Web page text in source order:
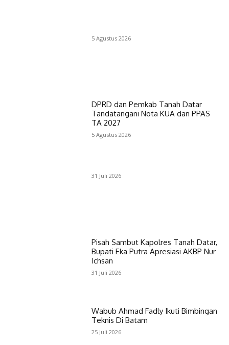
5 Agustus 2026
DPRD dan Pemkab Tanah Datar
Tandatangani Nota KUA dan PPAS
TA 2027
5 Agustus 2026
31 Juli 2026
Pisah Sambut Kapolres Tanah Datar,
Bupati Eka Putra Apresiasi AKBP Nur
Ichsan
31 Juli 2026
Wabub Ahmad Fadly Ikuti Bimbingan
Teknis Di Batam
25 Juli 2026